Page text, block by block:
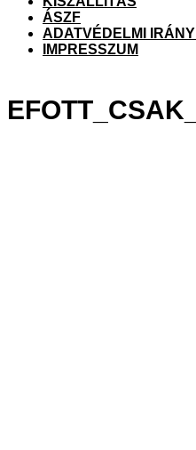
ÁSZF
ADATVÉDELMI
IMPRESSZUM